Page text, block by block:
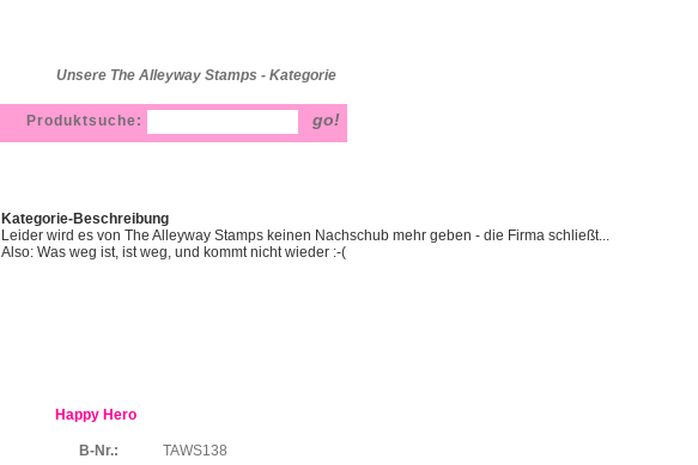
Unsere The Alleyway Stamps - Kategorie
Kategorie-Beschreibung
Leider wird es von The Alleyway Stamps keinen Nachschub mehr geben - die Firma schließt...
Also: Was weg ist, ist weg, und kommt nicht wieder :-(
Happy Hero
B-Nr.: TAWS138
Produktsuche: